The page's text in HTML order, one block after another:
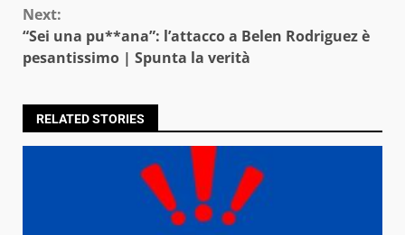
Next:
“Sei una pu**ana”: l’attacco a Belen Rodriguez è
pesantissimo | Spunta la verità
RELATED STORIES